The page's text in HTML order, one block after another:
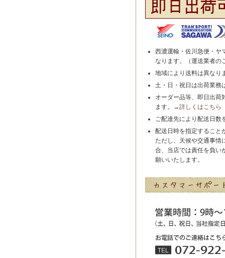
西濃運輸・佐川急便・ヤ
なります。（運送業者の
地域により送料は異なり
土・日・祝日は出荷業務
オーダー品等、即日出荷
ます。→詳しくはこちら
ご配達先により配送日数
配送日時を指定すること
ただし、天候や交通事情
合、当店では責任を負い
願いいたします。